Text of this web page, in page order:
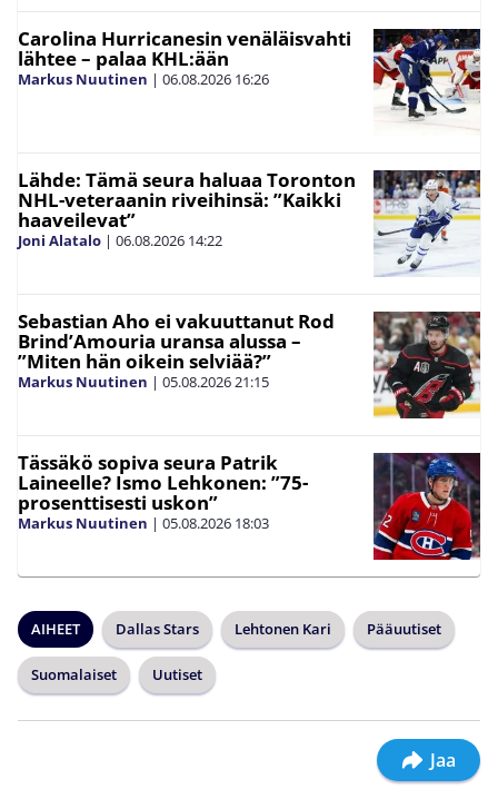
Carolina Hurricanesin venäläisvahti
lähtee – palaa KHL:ään
Markus Nuutinen | 06.08.2026 16:26
Lähde: Tämä seura haluaa Toronton
NHL-veteraanin riveihinsä: ”Kaikki
haaveilevat”
Joni Alatalo | 06.08.2026 14:22
Sebastian Aho ei vakuuttanut Rod
Brind’Amouria uransa alussa –
”Miten hän oikein selviää?”
Markus Nuutinen | 05.08.202621:15
Tässäkö sopiva seura Patrik
Laineelle? Ismo Lehkonen: ”75-
prosenttisesti uskon”
Markus Nuutinen | 05.08.2026 18:03
AIHEET Dallas Stars Lehtonen Kari Pääuutiset
Suomalaiset Uutiset
Jaa